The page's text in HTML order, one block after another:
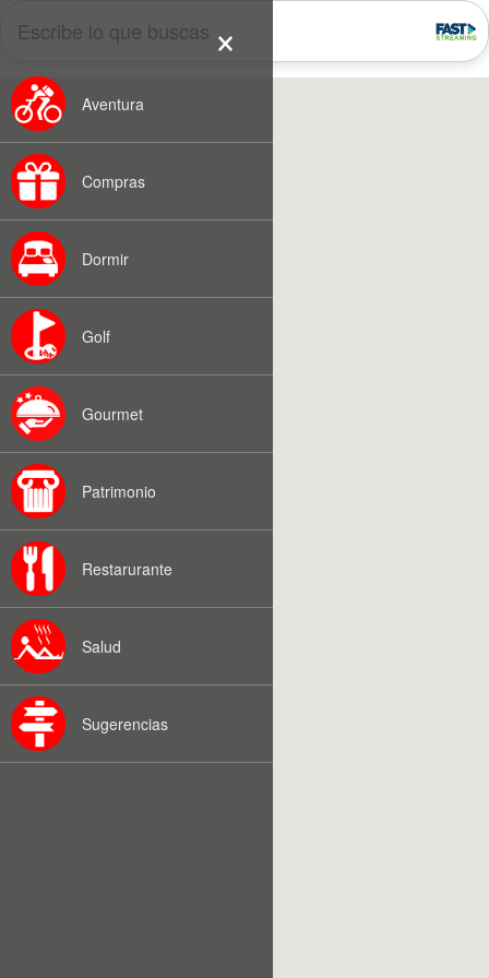
×
Aventura
Compras
Dormir
Golf
Gourmet
Patrimonio
Restarurante
Salud
Sugerencias